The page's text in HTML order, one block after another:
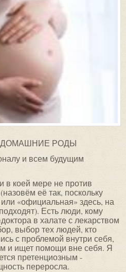
РОДЫ
и всем будущим
в коей мере не против
её так, поскольку
«официальная» здесь, на
Есть люди, кому
в халате с лекарством
выбор тех людей, кто
с проблемой внутри себя,
и ищет помощи вне себя. Я
претенциозным -
переросла.